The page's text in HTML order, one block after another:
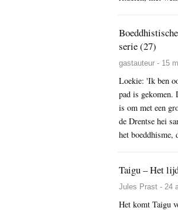
serie (27)
gastauteur - 15
Loekie: 'Ik ben
pad is
is om met een
de Drentse hei
het boeddhisme,
Taigu – Het
Jules Prast - 24
Het komt Taigu